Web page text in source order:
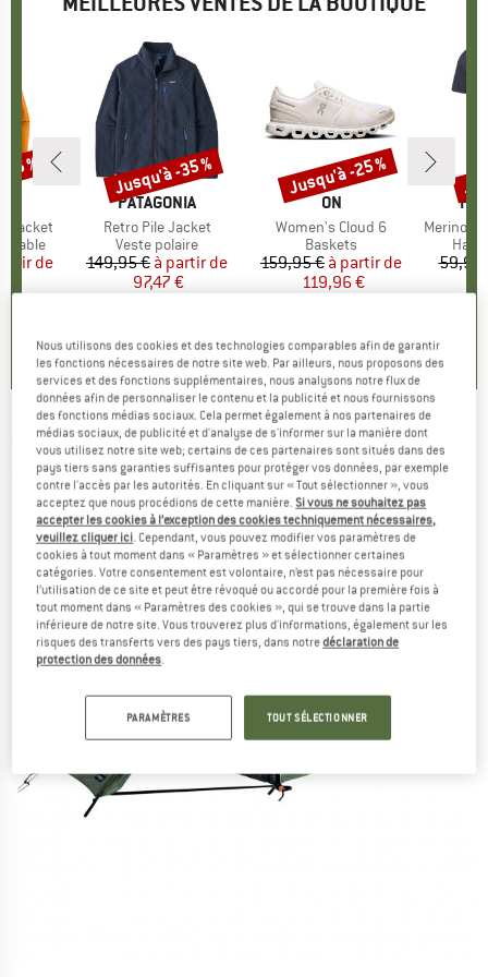
Jacket
réduit
de
)
%
MARQUE
PATAGONIA
Article
Retro Pile Jacket
Product group
Veste polaire
Prix
149,95 € Prix réduit
à partir de
97,47 €
4,6(71)
Remise
Jusqu'à -35 %
MARQUE
ON
Article
Women's Cloud 6
Product group
Baskets
Prix
159,95 € Prix réduit
à partir de
119,96 €
4,7 (48 )
Remise
Jusqu'à -25 %
Article
MerinoMix150
Haut
59,95
BERGANS -Compact Light 2 - Tente 2 places
(0)
Nous utilisons des cookies et des technologies comparables afin de garantir
les fonctions nécessaires de notre site web. Par ailleurs, nous proposons des
services et des fonctions supplémentaires, nous analysons notre flux de
données afin de personnaliser le contenu et la publicité et nous fournissons
des fonctions médias sociaux. Cela permet également à nos partenaires de
médias sociaux, de publicité et d'analyse de s'informer sur la manière dont
vous utilisez notre site web; certains de ces partenaires sont situés dans des
pays tiers sans garanties suffisantes pour protéger vos données, par exemple
contre l'accès par les autorités. En cliquant sur « Tout sélectionner », vous
acceptez que nous procédions de cette manière.Si vous ne souhaitez pas
accepter les cookies à l’exception des cookies techniquement nécessaires,
veuillez cliquer ici. Cependant, vous pouvez modifier vos paramètres de
cookies à tout moment dans « Paramètres » et sélectionner certaines
catégories. Votre consentement est volontaire, n’est pas nécessaire pour
l’utilisation de ce site et peut être révoqué ou accordé pour la première fois à
tout moment dans « Paramètres des cookies », qui se trouve dans la partie
inférieure de notre site. Vous trouverez plus d'informations, également sur les
risques des transferts vers des pays tiers, dans notredéclaration de
protection des données.
PARAMÈTRES TOUT SÉLECTIONNER